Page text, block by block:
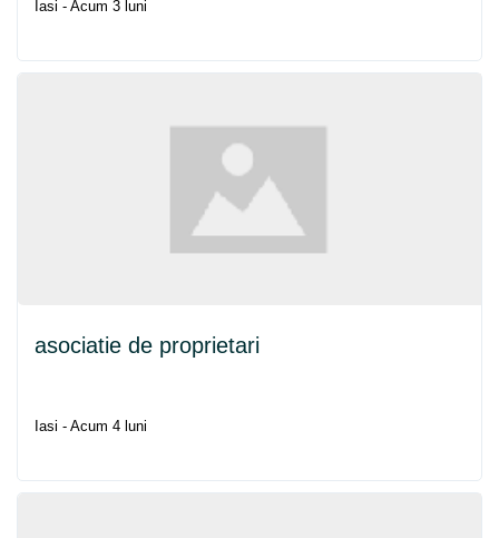
Iasi - Acum 3 luni
asociatie de proprietari
Iasi - Acum 4 luni